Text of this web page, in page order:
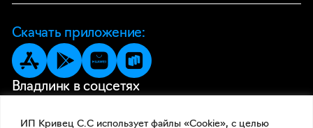
ИП Кривец С.С использует файлы «Cookie», с целью
Скачать приложение:
Владлинк в соцсетях